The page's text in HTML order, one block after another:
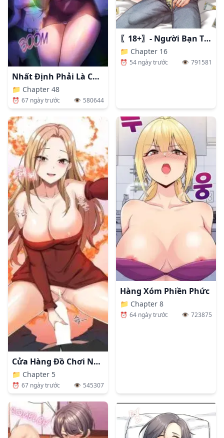
Nhất Định Phải Là Chị Ấy
📁 Chapter 48
⏰ 67 ngày trước 👁️ 580644
〖18+〗- Người Bạn Thanh Mai Trúc Mã Tính Theo Giá Thị Trường
📁 Chapter 16
⏰ 54 ngày trước 👁️ 791581
Cửa Hàng Đồ Chơi Người Lớn Ở Thế Giới Lạ
📁 Chapter 5
⏰ 67 ngày trước 👁️ 545307
Hàng Xóm Phiền Phức
📁 Chapter 8
⏰ 64 ngày trước 👁️ 723875